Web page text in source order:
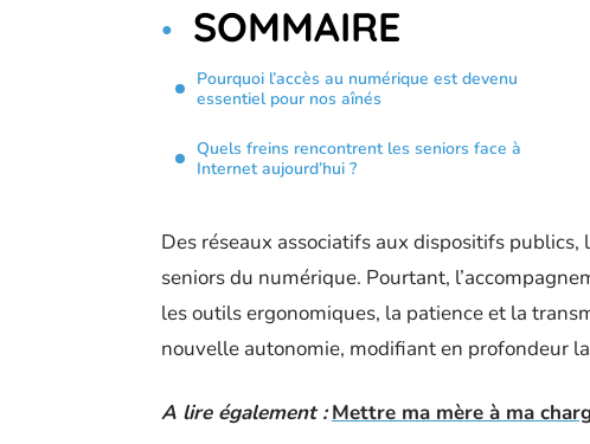
SOMMAIRE
Pourquoi l’accès au numérique est devenu
essentiel pour nos aînés
Quels freins rencontrent les seniors face à
Internet aujourd’hui ?
Des réseaux associatifs aux dispositifs
seniors du numérique. Pourtant,
les outils ergonomiques, la patience et la
nouvelle autonomie, modifiant en profondeur
A lire également : Mettre ma mère à ma